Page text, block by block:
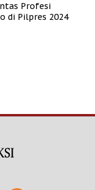
Profesi
di Pilpres 2024